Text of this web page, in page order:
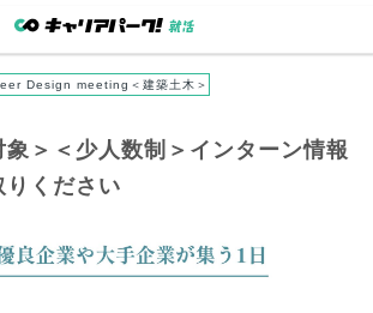
Design meeting＜建築土木＞
象＞＜少人数制＞インターン情報
りください